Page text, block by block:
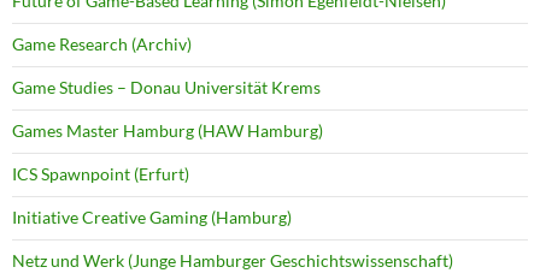
Game Research (Archiv)
Game Studies – Donau Universität Krems
Games Master Hamburg (HAW Hamburg)
ICS Spawnpoint (Erfurt)
Initiative Creative Gaming (Hamburg)
Netz und Werk (Junge Hamburger Geschichtswissenschaft)